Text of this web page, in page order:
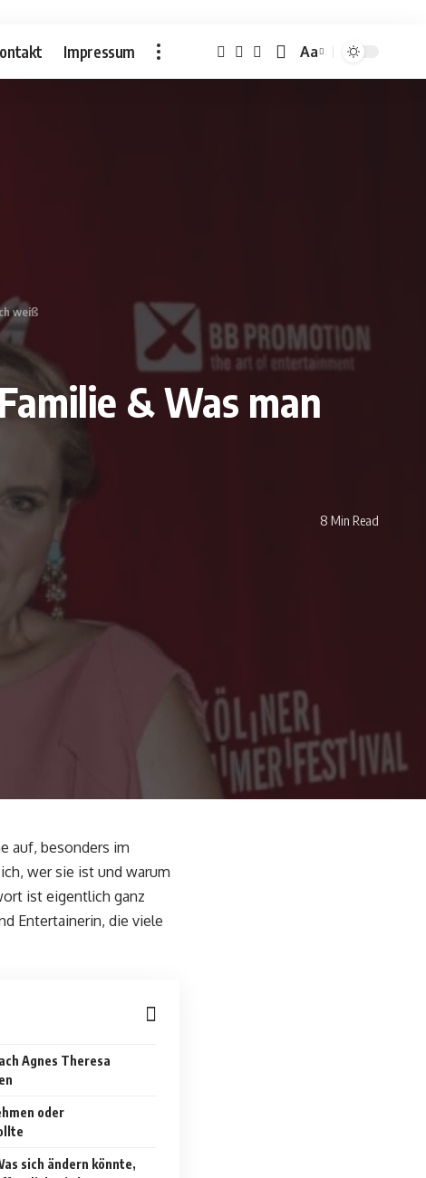
Impressum
Font
Aa
weiß
& Was man
8 Min Read
auf, besonders im
wer sie ist und warum
ist eigentlich ganz
Entertainerin, die viele
Agnes Theresa
oder
sich ändern könnte,